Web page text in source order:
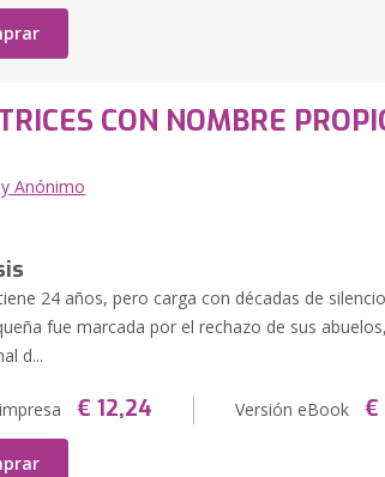
CON NOMBRE
Anónimo
24 años, pero carga con décadas de
fue marcada por el rechazo de sus
d...
€ 12,24 Versión eBook €